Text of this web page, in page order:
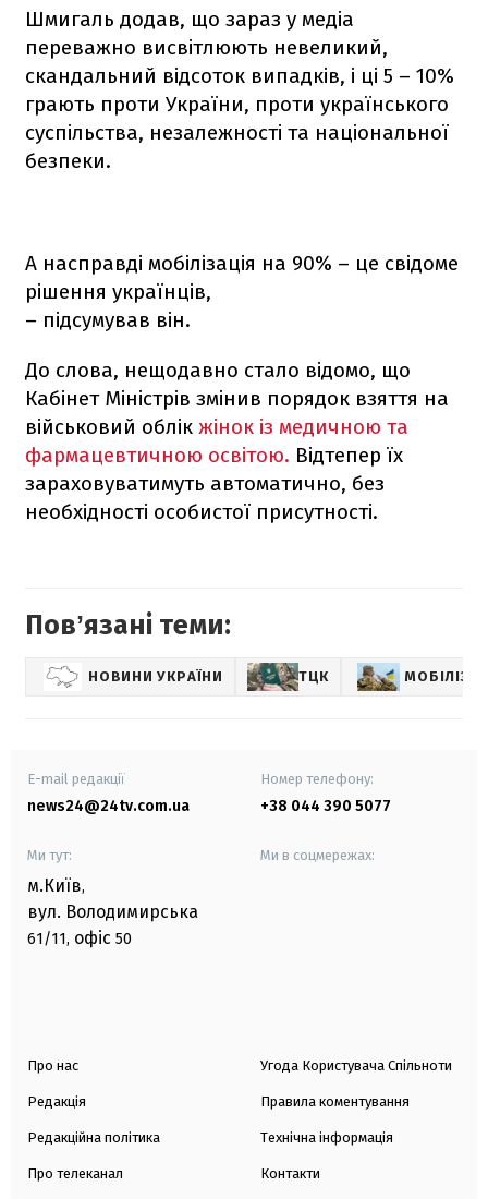
Шмигаль додав, що зараз у медіа
переважно висвітлюють невеликий,
скандальний відсоток випадків, і ці 5 – 10%
грають проти України, проти українського
суспільства, незалежності та національної
безпеки.
А насправді мобілізація на 90% – це свідоме
рішення українців,
– підсумував він.
До слова, нещодавно стало відомо, що
Кабінет Міністрів змінив порядок взяття на
військовий облік жінок із медичною та
фармацевтичною освітою. Відтепер їх
зараховуватимуть автоматично, без
необхідності особистої присутності.
Повʼязані теми:
НОВИНИ УКРАЇНИ ТЦК
E-mail редакції
news24@24tv.com.ua
Номер телефону:
+38 044 390 5077
Ми тут:
м.Київ,
вул. Володимирська
61/11, офіс 50
Ми в соцмережах:
Про нас
Редакція
Редакційна політика
Про телеканал
Угода Користувача Спільноти
Правила коментування
Технічна інформація
Контакти